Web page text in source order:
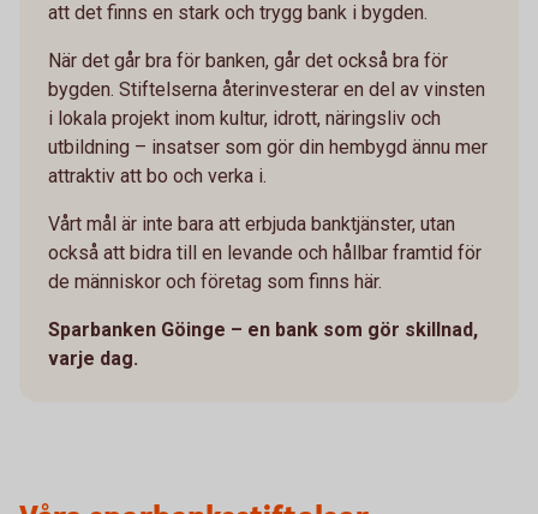
att det finns en stark och trygg bank i bygden.
När det går bra för banken, går det också bra för
bygden. Stiftelserna återinvesterar en del av vinsten
i lokala projekt inom kultur, idrott, näringsliv och
utbildning – insatser som gör din hembygd ännu mer
attraktiv att bo och verka i.
Vårt mål är inte bara att erbjuda banktjänster, utan
också att bidra till en levande och hållbar framtid för
de människor och företag som finns här.
Sparbanken Göinge – en bank som gör skillnad,
varje dag.